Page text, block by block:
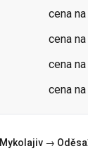
cena
cena
cena
cena
Mykolajiv → Oděsa